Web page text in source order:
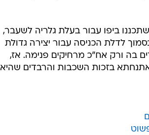
ביפו עבור בעלת גלריה לשעבר,
לדלת הכניסה עבור יצירה גדולת
בה ורק אח"כ מרחיקים פנימה. אז,
בזכות השכבות והרבדים שהיא